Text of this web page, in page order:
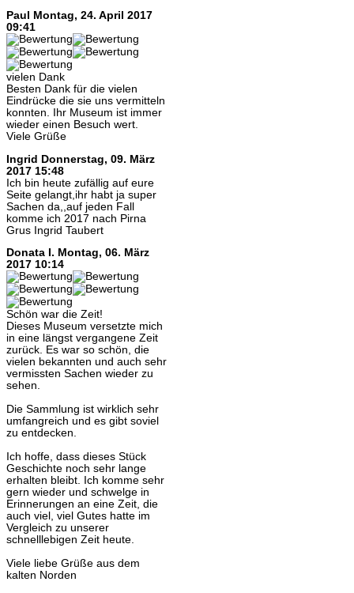
Paul
Montag, 24. April 2017
09:41
vielen Dank
Besten Dank für die vielen
Eindrücke die sie uns vermitteln
konnten. Ihr Museum ist immer
wieder einen Besuch wert.
Viele Grüße
Ingrid Donnerstag, 09. März
2017 15:48
Ich bin heute zufällig auf eure
Seite gelangt,ihr habt ja super
Sachen da,,auf jeden Fall
komme ich 2017 nach Pirna
Grus Ingrid Taubert
Donata I. Montag, 06. März
2017 10:14
Schön war die Zeit!
Dieses Museum versetzte mich
in eine längst vergangene Zeit
zurück. Es war so schön, die
vielen bekannten und auch sehr
vermissten Sachen wieder zu
sehen.
Die Sammlung ist wirklich sehr
umfangreich und es gibt soviel
zu entdecken.
Ich hoffe, dass dieses Stück
Geschichte noch sehr lange
erhalten bleibt. Ich komme sehr
gern wieder und schwelge in
Erinnerungen an eine Zeit, die
auch viel, viel Gutes hatte im
Vergleich zu unserer
schnelllebigen Zeit heute.
Viele liebe Grüße aus dem
kalten Norden